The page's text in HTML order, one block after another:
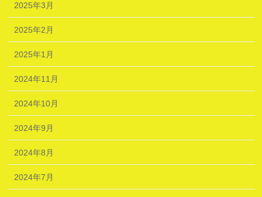
2025年3月
2025年2月
2025年1月
2024年11月
2024年10月
2024年9月
2024年8月
2024年7月